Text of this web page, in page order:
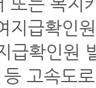
급확인
급확인원
고속도